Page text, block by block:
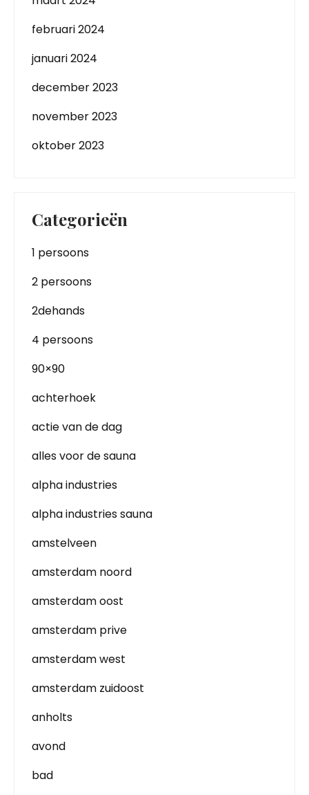
februari 2024
januari 2024
december 2023
november 2023
oktober 2023
Categorieën
1 persoons
2 persoons
2dehands
4 persoons
90×90
achterhoek
actie van de dag
alles voor de sauna
alpha industries
alpha industries sauna
amstelveen
amsterdam noord
amsterdam oost
amsterdam prive
amsterdam west
amsterdam zuidoost
anholts
avond
bad